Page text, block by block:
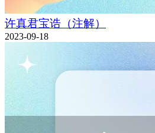
许真君宝诰（注解）
2023-09-18